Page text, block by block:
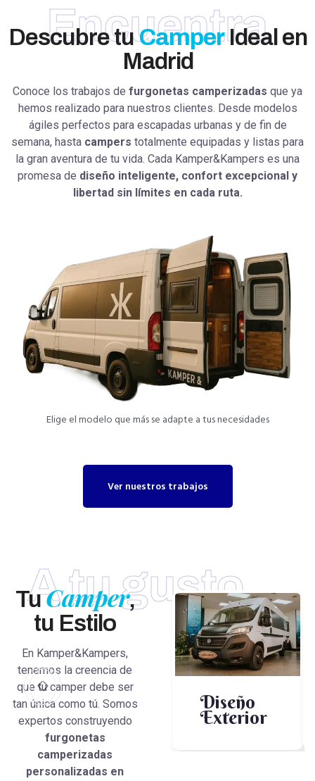
Encuentra
Descubre tuCamperIdeal en
Madrid
Conoce los trabajos de furgonetas camperizadas que ya
hemos realizado para nuestros clientes. Desde modelos
ágiles perfectos para escapadas urbanas y de fin de
semana, hasta campers totalmente equipadas y listas para
la gran aventura de tu vida. Cada Kamper&Kampers es una
promesa de diseño inteligente, confort excepcional y
libertad sin límites en cada ruta.
Elige el modelo que más se adapte a tus necesidades
Ver nuestros trabajos
A tu gusto
TuCamper,
tu Estilo
En Kamper&Kampers,
tenemos la creencia de
que tu camper debe ser
tan única como tú. Somos
expertos construyendo
furgonetas
camperizadas
personalizadas en
Diseño
Exterior